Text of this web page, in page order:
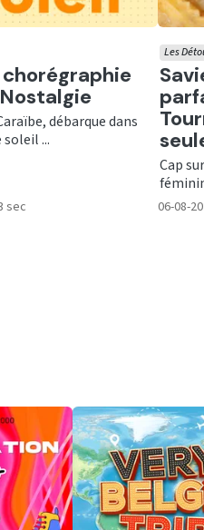
chorégraphie
débarque dans
...
sec
Les
Cap
06-08-